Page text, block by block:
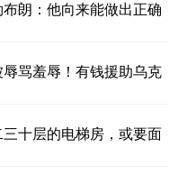
朗：他向来能做出正确
骂羞辱！有钱援助乌克
十层的电梯房，或要面